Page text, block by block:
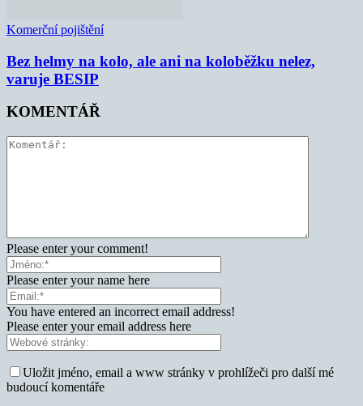
Komerční pojištění
Bez helmy na kolo, ale ani na koloběžku nelez,
varuje BESIP
KOMENTÁŘ
Please enter your comment!
Please enter your name here
You have entered an incorrect email address!
Please enter your email address here
Uložit jméno, email a www stránky v prohlížeči pro další mé
budoucí komentáře